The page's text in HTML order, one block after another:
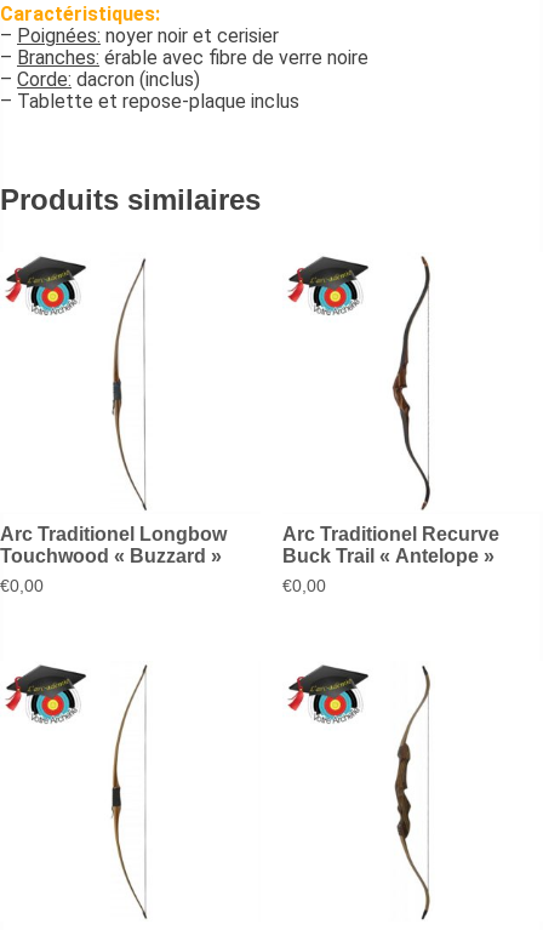
Caractéristiques:
– Poignées: noyer noir et cerisier
– Branches: érable avec fibre de verre noire
– Corde: dacron (inclus)
– Tablette et repose-plaque inclus
Produits similaires
Arc Traditionel Longbow
Touchwood « Buzzard »
€0,00
Arc Traditionel Recurve
Buck Trail « Antelope »
€0,00